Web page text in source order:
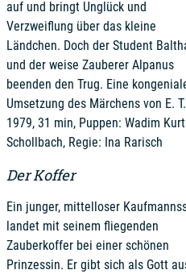
auf und bringt Unglück und
Verzweiflung über das kleine
Ländchen. Doch der Student
und der weise Zauberer Alpanus
beenden den Trug. Eine
Umsetzung des Märchens von E.
1979, 31 min, Puppen: Wadim
Schollbach, Regie: Ina Rarisch
Der Koffer
Ein junger, mittelloser
landet mit seinem fliegenden
Zauberkoffer bei einer schönen
Prinzessin. Er gibt sich als Gott